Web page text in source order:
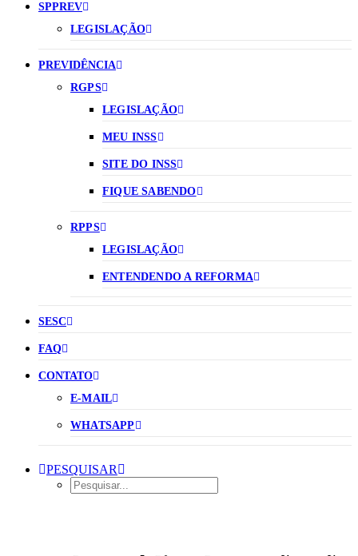
SPPREV
LEGISLAÇÃO
PREVIDÊNCIA
RGPS
LEGISLAÇÃO
MEU INSS
SITE DO INSS
FIQUE SABENDO
RPPS
LEGISLAÇÃO
ENTENDENDO A REFORMA
SESC
FAQ
CONTATO
E-MAIL
WHATSAPP
PESQUISAR